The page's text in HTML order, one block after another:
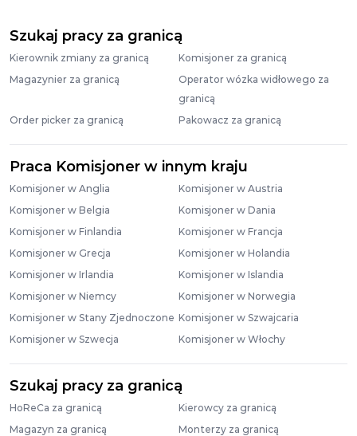
Szukaj pracy za granicą
Kierownik zmiany za granicą
Komisjoner za granicą
Magazynier za granicą
Operator wózka widłowego za
granicą
Order picker za granicą
Pakowacz za granicą
Praca Komisjoner w innym kraju
Komisjoner w Anglia
Komisjoner w Austria
Komisjoner w Belgia
Komisjoner w Dania
Komisjoner w Finlandia
Komisjoner w Francja
Komisjoner w Grecja
Komisjoner w Holandia
Komisjoner w Irlandia
Komisjoner w Islandia
Komisjoner w Niemcy
Komisjoner w Norwegia
Komisjoner w Stany Zjednoczone Komisjoner w Szwajcaria
Komisjoner w Szwecja
Komisjoner w Włochy
Szukaj pracy za granicą
HoReCa za granicą
Kierowcy za granicą
Magazyn za granicą
Monterzy za granicą